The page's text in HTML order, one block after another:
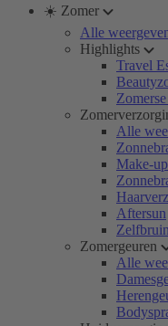
☀️ Zomer
Alle
Highlights
Travel
Alle
Make-
Aftersun
Zomergeuren
Alle